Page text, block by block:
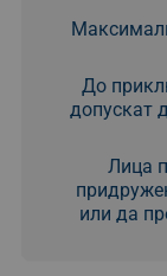
До
допускат
Лица
или да